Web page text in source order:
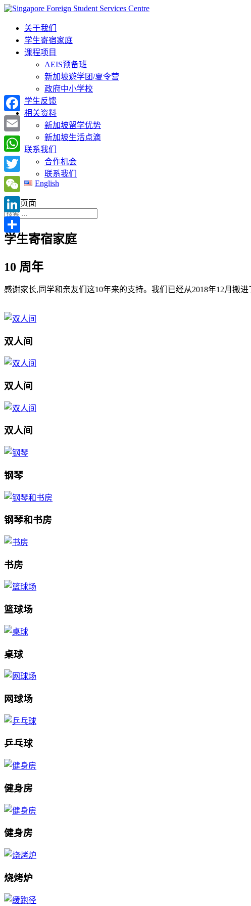
关于我们
学生寄宿家庭
课程项目
AEIS预备班
新加坡遊学团/夏令营
政府中小学校
学生反馈
相关资料
新加坡留学优势
新加坡生活点滴
联系我们
合作机会
联系我们
English
选择页面
学生寄宿家庭
10 周年
感谢家长,同学和亲友们这10年来的支持。我们已经从2018年12月搬
双人间
双人间
双人间
钢琴
钢琴和书房
书房
篮球场
桌球
网球场
乒乓球
健身房
健身房
烧烤炉
Facebook
Email
WhatsApp
Twitter
WeChat
LinkedIn
分